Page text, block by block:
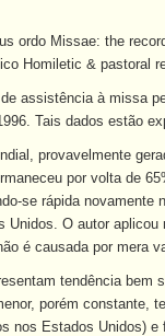
ordo Missae: the
Homiletic & pastoral
assistência à missa
Tais dados estão
provavelmente
por volta de
se rápida
O autor
é causada por mera
tendência bem
porém constante,
nos Estados Unidos)